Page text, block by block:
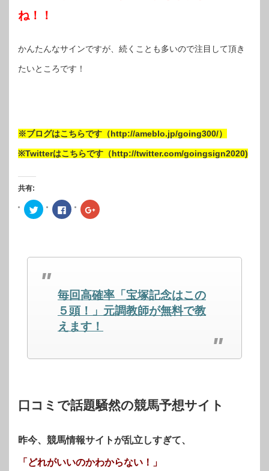
ね！！
かんたんなサインですが、続くことも多いので注目して頂き
たいところです！
※ブログはこちらです（http://ameblo.jp/going300/）
※Twitterはこちらです（http://twitter.com/goingsign2020)
共有:
ク
リ
で
有
(新
ま
Facebook
で
は
し
て
く
だ
さ
い
ウ
開
き
ク
リ
で
い
ウ
ィ
ン
ド
ウ
ま
毎回高確率「宝塚記念はこの
５頭！」元調教師が無料で教
えます！
口コミで話題騒然の競馬予想サイト
昨今、競馬情報サイトが乱立しすぎて、
「どれがいいのかわからない！」